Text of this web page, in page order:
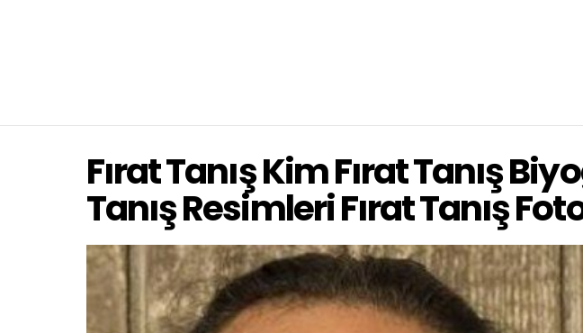
Fırat Tanış Kim Fırat Tanış
Tanış Resimleri Fırat Tanış